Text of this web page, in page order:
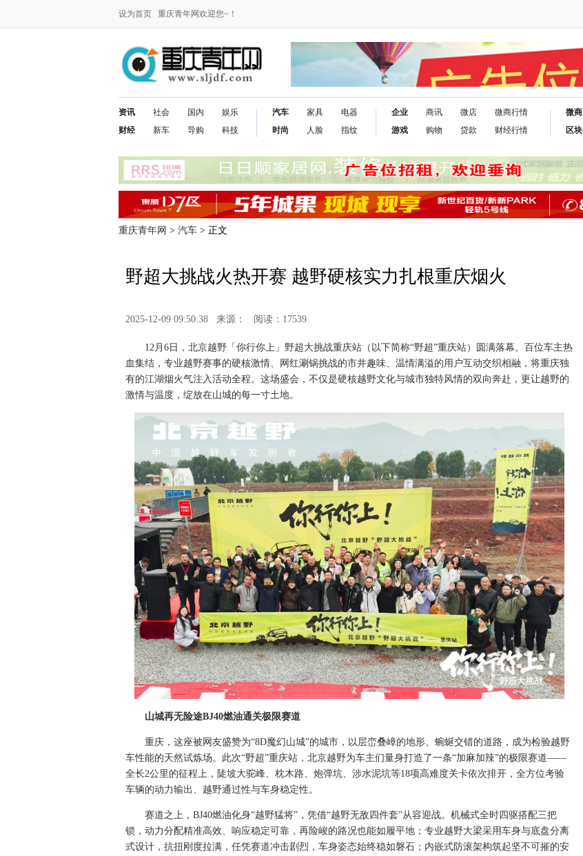
设为首页 重庆青年网欢迎您~！
资讯
财经
社会
新车
国内
导购
娱乐
科技
汽车
时尚
家具
人脸
电器
指纹
企业
游戏
商讯
购物
微店
贷款
微商行情
财经行情
微商
区块
重庆青年网 > 汽车 > 正文
野超大挑战火热开赛 越野硬核实力扎根重庆烟火
2025-12-09 09:50:38 来源： 阅读：17539
12月6日，北京越野「你行你上」野超大挑战重庆站（以下简称“野超”重庆站）圆满落幕。百位车主热
血集结，专业越野赛事的硬核激情、网红涮锅挑战的市井趣味、温情满溢的用户互动交织相融，将重庆独
有的江湖烟火气注入活动全程。这场盛会，不仅是硬核越野文化与城市独特风情的双向奔赴，更让越野的
激情与温度，绽放在山城的每一寸土地。
山城再无险途BJ40燃油通关极限赛道
重庆，这座被网友盛赞为“8D魔幻山城”的城市，以层峦叠嶂的地形、蜿蜒交错的道路，成为检验越野
车性能的天然试炼场。此次“野超”重庆站，北京越野为车主们量身打造了一条“加麻加辣”的极限赛道——
全长2公里的征程上，陡坡大驼峰、枕木路、炮弹坑、涉水泥坑等18项高难度关卡依次排开，全方位考验
车辆的动力输出、越野通过性与车身稳定性。
赛道之上，BJ40燃油化身“越野猛将”，凭借“越野无敌四件套”从容迎战。机械式全时四驱搭配三把
锁，动力分配精准高效、响应稳定可靠，再险峻的路况也能如履平地；专业越野大梁采用车身与底盘分离
式设计，抗扭刚度拉满，任凭赛道冲击剧烈，车身姿态始终稳如磐石；内嵌式防滚架构筑起坚不可摧的安